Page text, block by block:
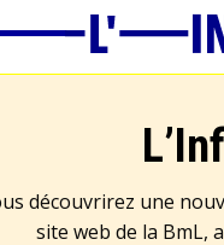
découvrirez une
site web de la BmL,